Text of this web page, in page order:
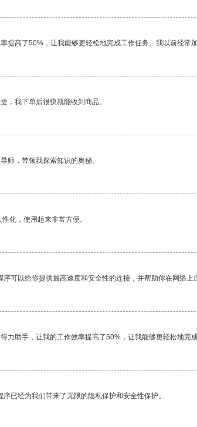
提高了50%，让我能够更轻松地完成工作任务。我以前经常
，我下单后很快就能收到商品。
师，带领我探索知识的奥秘。
化，使用起来非常方便。
可以给你提供最高速度和安全性的连接，并帮助你在网络上
力助手，让我的工作效率提高了50%，让我能够更轻松地完成
已经为我们带来了无限的隐私保护和安全性保护。